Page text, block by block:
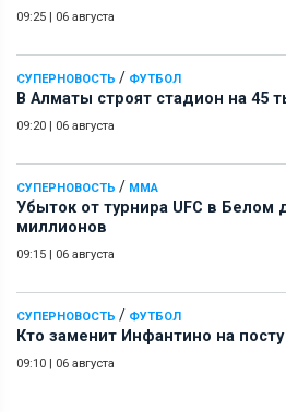
09:25 | 06 августа
СУПЕРНОВОСТЬ / ФУТБОЛ
В Алматы строят стадион на 45
09:20 | 06 августа
СУПЕРНОВОСТЬ / ММА
Убыток от турнира UFC в Белом
миллионов
09:15 | 06 августа
СУПЕРНОВОСТЬ / ФУТБОЛ
Кто заменит Инфантино на
09:10 | 06 августа